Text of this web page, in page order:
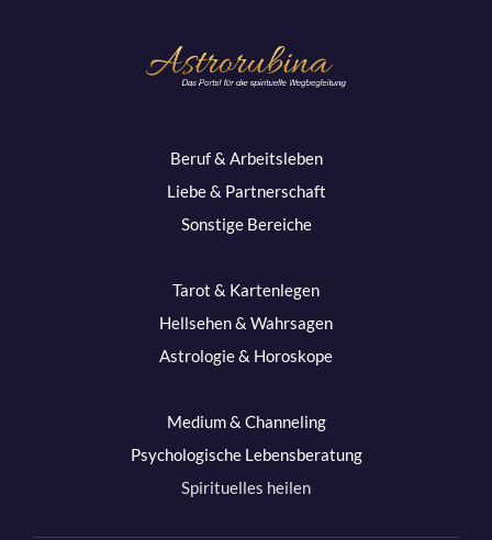
Beruf & Arbeitsleben
Liebe & Partnerschaft
Sonstige Bereiche
Tarot & Kartenlegen
Hellsehen & Wahrsagen
Astrologie & Horoskope
Medium & Channeling
Psychologische Lebensberatung
Spirituelles heilen